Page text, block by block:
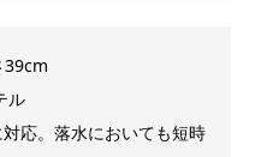
39cm
ル
応。落水においても短時